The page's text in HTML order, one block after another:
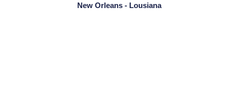
New Orleans - Lousiana